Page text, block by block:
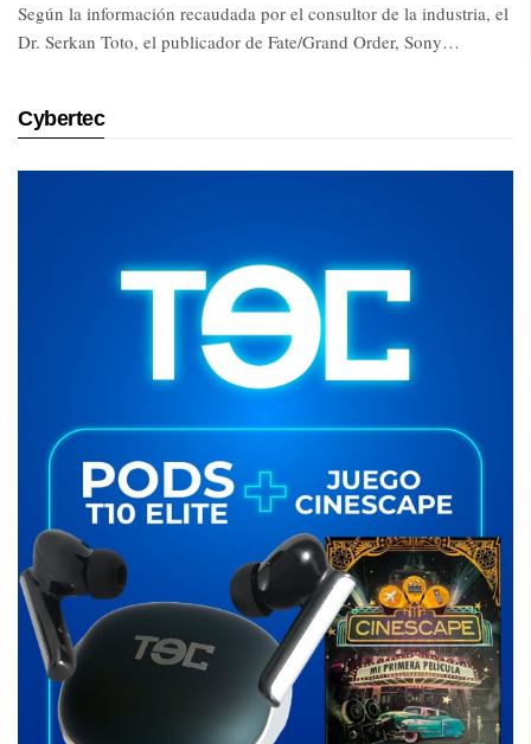
Según la información recaudada por el consultor de la industria, el
Dr. Serkan Toto, el publicador de Fate/Grand Order, Sony…
Cybertec